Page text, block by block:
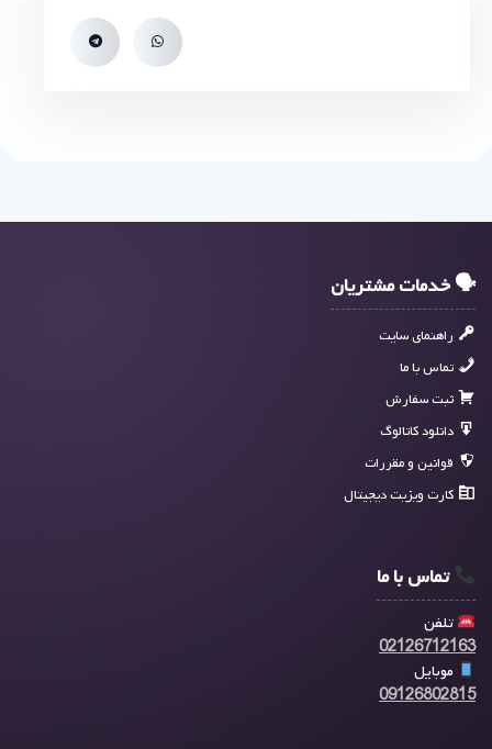
🗣 خدمات مشتریان
راهنمای سایت
تماس با ما
ثبت سفارش
دانلود کاتالوگ
قوانین و مقررات
کارت ویزیت دیجیتال
تماس با ما
تلفن
02126712163
موبایل
09126802815